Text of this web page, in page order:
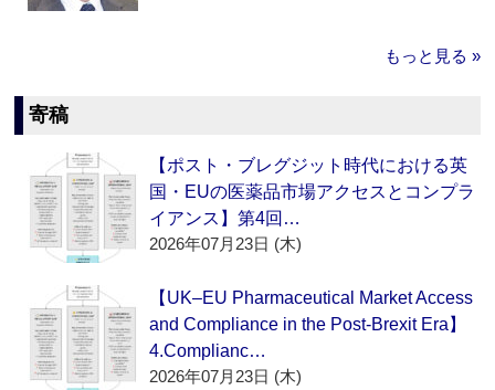
もっと見る »
寄稿
【ポスト・ブレグジット時代における英
国・EUの医薬品市場アクセスとコンプラ
イアンス】第4回…
2026年07月23日 (木)
【UK–EU Pharmaceutical Market Access
and Compliance in the Post-Brexit Era】
4.Complianc…
2026年07月23日 (木)